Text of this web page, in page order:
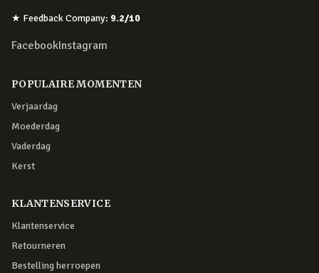
★ Feedback Company: 9.2/10
FacebookInstagram
POPULAIRE MOMENTEN
Verjaardag
Moederdag
Vaderdag
Kerst
KLANTENSERVICE
Klantenservice
Retourneren
Bestelling herroepen